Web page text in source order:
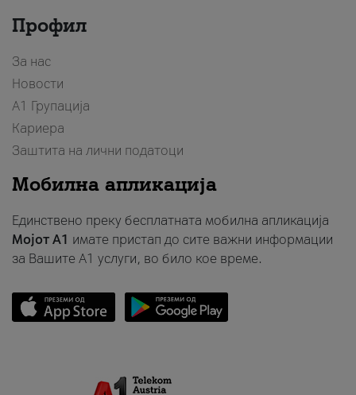
Профил
За нас
Новости
А1 Групација
Кариера
Заштита на лични податоци
Мобилна апликација
Единствено преку бесплатната мобилна апликација
Мојот A1 имате пристап до сите важни информации
за Вашите A1 услуги, во било кое време.